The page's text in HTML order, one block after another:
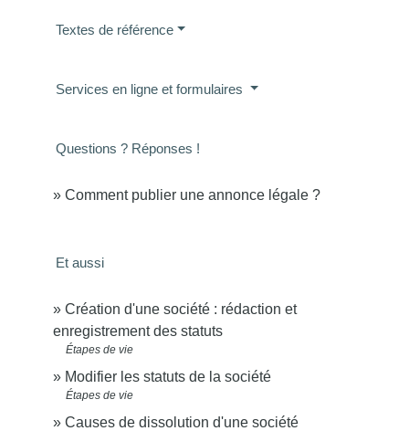
Textes de référence
Services en ligne et formulaires
Questions ? Réponses !
Comment publier une annonce légale ?
Et aussi
Création d'une société : rédaction et
enregistrement des statuts
Étapes de vie
Modifier les statuts de la société
Étapes de vie
Causes de dissolution d'une société